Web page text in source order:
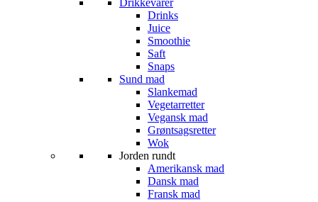
Drikkevarer
Drinks
Juice
Smoothie
Saft
Snaps
Sund mad
Slankemad
Vegetarretter
Vegansk mad
Grøntsagsretter
Wok
Jorden rundt
Amerikansk mad
Dansk mad
Fransk mad